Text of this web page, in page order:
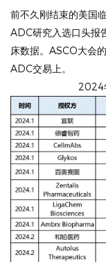
前不久刚结束的美国
ADC研究入选口头报
床数据。ASCO大会
ADC交易上。
2024